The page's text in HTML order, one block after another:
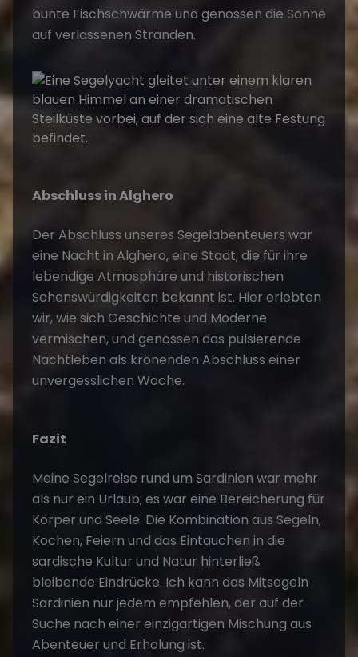
bunte Fischschwärme und genossen die Sonne
auf verlassenen Stränden.
Abschluss in Alghero
Der Abschluss unseres Segelabenteuers war
eine Nacht in Alghero, eine Stadt, die für ihre
lebendige Atmosphäre und historischen
Sehenswürdigkeiten bekannt ist. Hier erlebten
wir, wie sich Geschichte und Moderne
vermischen, und genossen das pulsierende
Nachtleben als krönenden Abschluss einer
unvergesslichen Woche.
Fazit
Meine Segelreise rund um Sardinien war mehr
als nur ein Urlaub; es war eine Bereicherung für
Körper und Seele. Die Kombination aus Segeln,
Kochen, Feiern und das Eintauchen in die
sardische Kultur und Natur hinterließ
bleibende Eindrücke. Ich kann das Mitsegeln
Sardinien nur jedem empfehlen, der auf der
Suche nach einer einzigartigen Mischung aus
Abenteuer und Erholung ist.